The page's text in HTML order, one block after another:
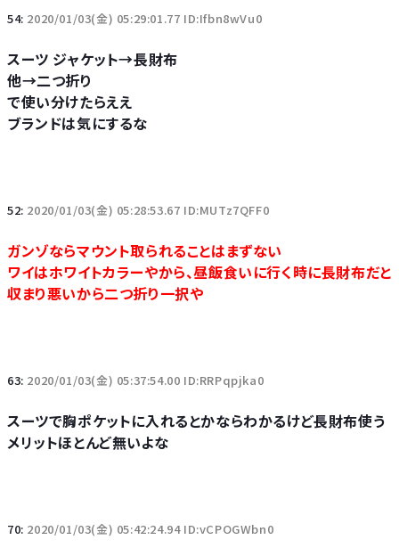
54: 2020/01/03(金) 05:29:01.77 ID:Ifbn8wVu0
スーツ ジャケット→長財布
他→二つ折り
で使い分けたらええ
ブランドは気にするな
52: 2020/01/03(金) 05:28:53.67 ID:MUTz7QFF0
ガンゾならマウント取られることはまずない
ワイはホワイトカラーやから、昼飯食いに行く時に長財布だと
収まり悪いから二つ折り一択や
63: 2020/01/03(金) 05:37:54.00 ID:RRPqpjka0
スーツで胸ポケットに入れるとかならわかるけど長財布使う
メリットほとんど無いよな
70: 2020/01/03(金) 05:42:24.94 ID:vCPOGWbn0